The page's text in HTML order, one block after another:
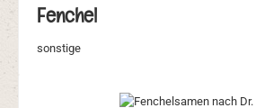
Fenchel
sonstige
Afbeeldingengalerij overslaan